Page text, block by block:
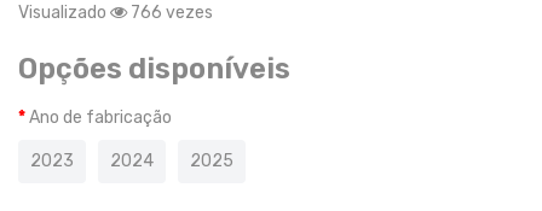
Visualizado
766 vezes
Opções disponíveis
Ano de fabricação
2023 2024 2025